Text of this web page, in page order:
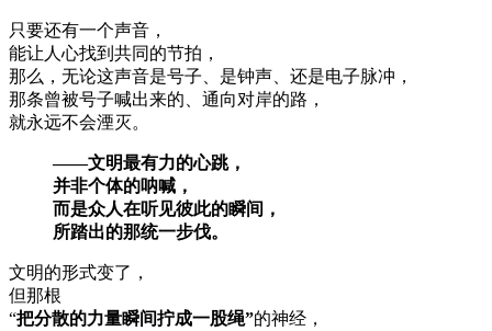
只要还有一个声音，
能让人心找到共同的节拍，
那么，无论这声音是号子、是钟声、还是电子脉冲，
那条曾被号子喊出来的、通向对岸的路，
就永远不会湮灭。
——文明最有力的心跳，
并非个体的呐喊，
而是众人在听见彼此的瞬间，
所踏出的那统一步伐。
文明的形式变了，
但那根
“把分散的力量瞬间拧成一股绳”的神经，